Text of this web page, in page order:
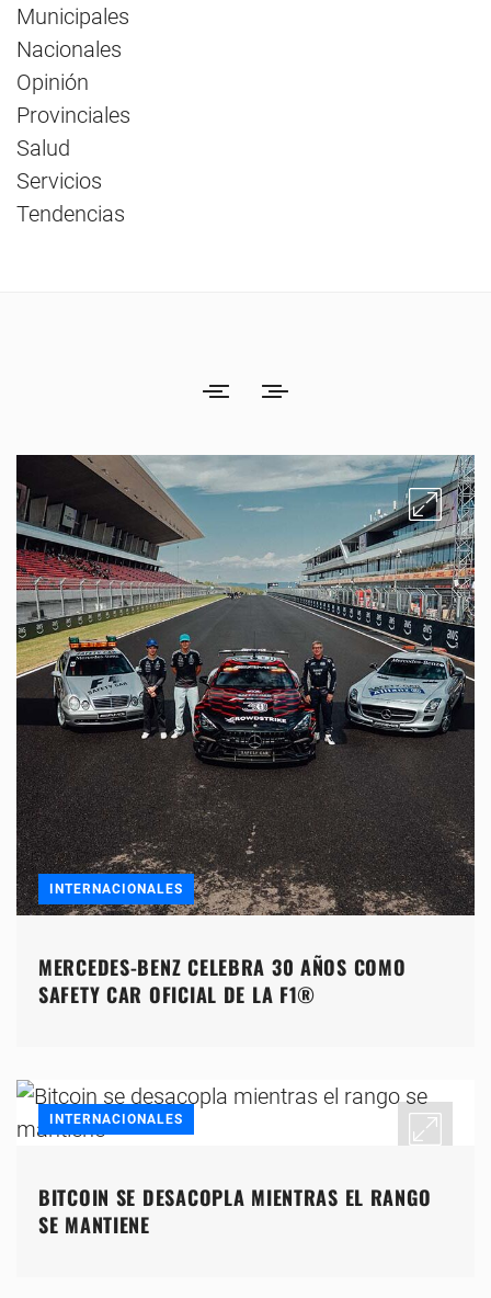
Municipales
Nacionales
Opinión
Provinciales
Salud
Servicios
Tendencias
INTERNACIONALES
MERCEDES-BENZ CELEBRA 30 AÑOS COMO
SAFETY CAR OFICIAL DE LA F1®
INTERNACIONALES
BITCOIN SE DESACOPLA MIENTRAS EL RANGO
SE MANTIENE